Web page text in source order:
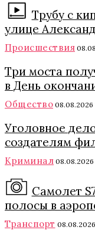
Трубу с
улице
Происшествия
Три моста
в День
Общество 08.08.2026
Уголовное
создателям
Криминал 08.08.2026
Самолет
полосы в
Транспорт 08.08.2026